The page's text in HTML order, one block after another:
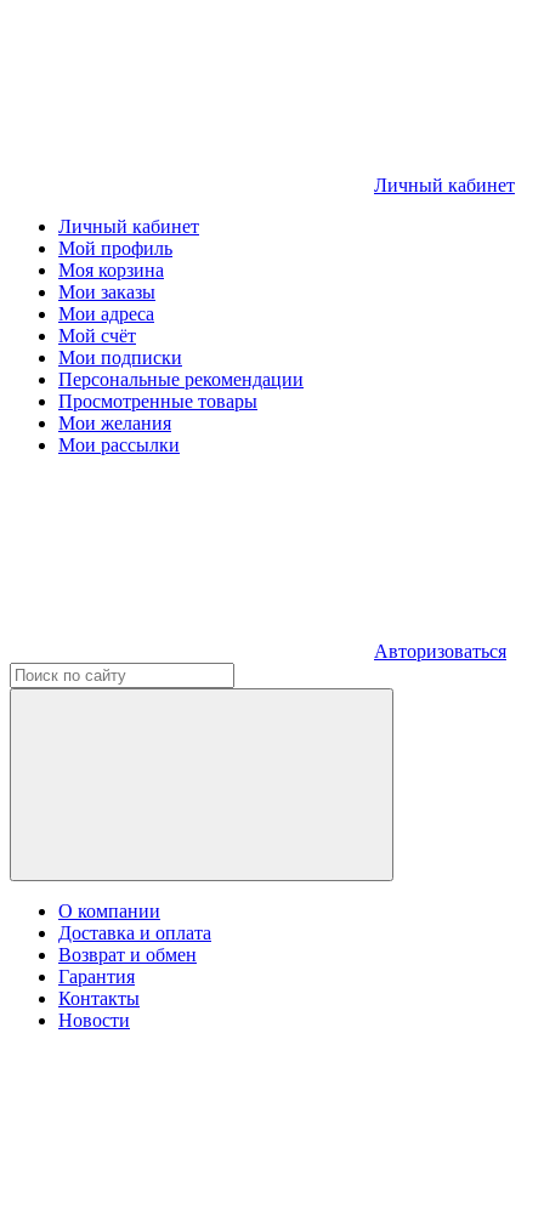
Личный кабинет
Личный кабинет
Мой профиль
Моя корзина
Мои заказы
Мои адреса
Мой счёт
Мои подписки
Персональные рекомендации
Просмотренные товары
Мои желания
Мои рассылки
Авторизоваться
О компании
Доставка и оплата
Возврат и обмен
Гарантия
Контакты
Новости